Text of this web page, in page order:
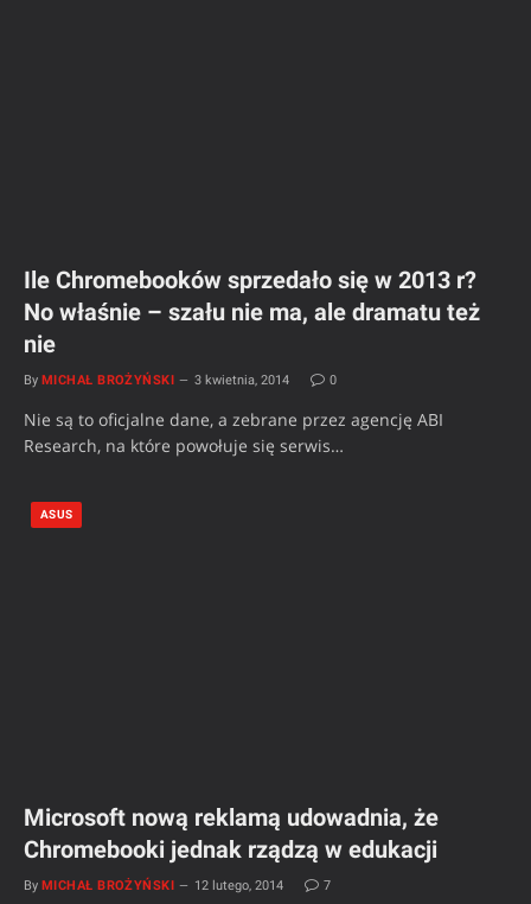
Ile Chromebooków sprzedało się w 2013 r?
No właśnie – szału nie ma, ale dramatu też
nie
By MICHAŁ BROŻYŃSKI 3 kwietnia, 2014 0
Nie są to oficjalne dane, a zebrane przez agencję ABI
Research, na które powołuje się serwis…
ASUS
Microsoft nową reklamą udowadnia, że
Chromebooki jednak rządzą w edukacji
By MICHAŁ BROŻYŃSKI 12 lutego, 2014 7